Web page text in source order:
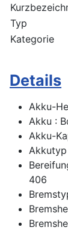
Typ
Kategorie
Details
Akku-
Akku :
Akku-
406